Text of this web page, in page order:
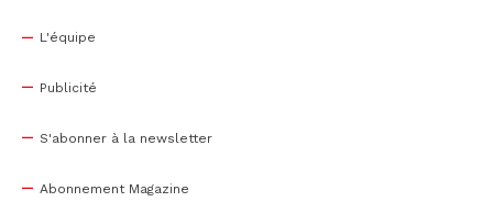
L'équipe
Publicité
S'abonner à la newsletter
Abonnement Magazine